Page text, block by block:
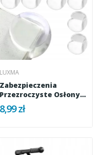
LUXMA
Zabezpieczenia
Przezroczyste Osłony
Na...
8,99 zł